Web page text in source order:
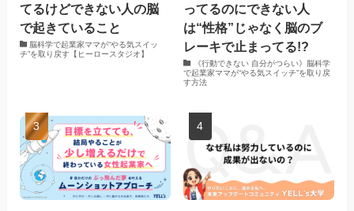
てるけどできない人の脳
で起きていること
脳科学で起業家ママが“やる気スイッ
チ”を取り戻す【ヒーロースタジオ】
ってるのにできない人
は“性格”じゃなく脳のブ
レーキで止まってる!?
《行動できない 自分がつらい》脳科学
で起業家ママが“やる気スイッチ”を取り戻
す方法